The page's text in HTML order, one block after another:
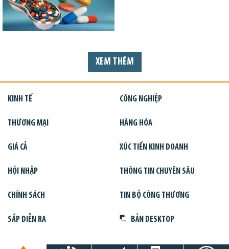
XEM THÊM
KINH TẾ CÔNG NGHIỆP
THƯƠNG MẠI HÀNG HÓA
GIÁ CẢ XÚC TIẾN KINH DOANH
HỘI NHẬP THÔNG TIN CHUYÊN SÂU
CHÍNH SÁCH TIN BỘ CÔNG THƯƠNG
SẮP DIỄN RA BẢN DESKTOP